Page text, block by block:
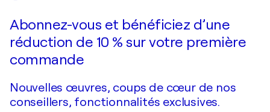
Abonnez-vous et bénéficiez d’une
réduction de 10 % sur votre première
commande
Nouvelles œuvres, coups de cœur de nos
conseillers, fonctionnalités exclusives.